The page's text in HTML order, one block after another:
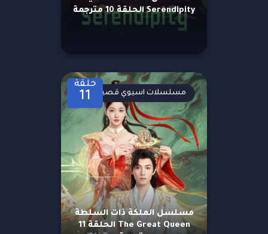
Serendipity الحلقة 10 مترجمة
حلقة
11
مسلسل الملكة ذات السلطة
The Great Queen الحلقة 11
مسلسلات اسيوي قصيرة